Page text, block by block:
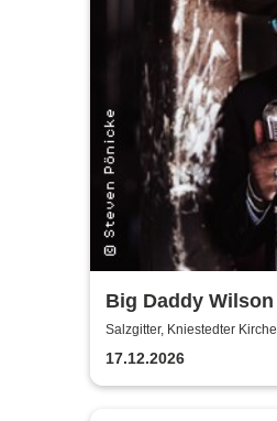
Big Daddy Wilson
Salzgitter, Kniestedter Kirche
17.12.2026